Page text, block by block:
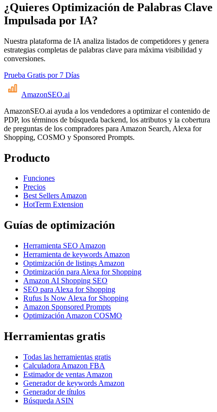
¿Quieres Optimización de Palabras Clave
Impulsada por IA?
Nuestra plataforma de IA analiza listados de competidores y genera
estrategias completas de palabras clave para máxima visibilidad y
conversiones.
Prueba Gratis por 7 Días
AmazonSEO.ai
AmazonSEO.ai ayuda a los vendedores a optimizar el contenido de
PDP, los términos de búsqueda backend, los atributos y la cobertura
de preguntas de los compradores para Amazon Search, Alexa for
Shopping, COSMO y Sponsored Prompts.
Producto
Funciones
Precios
Best Sellers Amazon
HotTerm Extension
Guías de optimización
Herramienta SEO Amazon
Herramienta de keywords Amazon
Optimización de listings Amazon
Optimización para Alexa for Shopping
Amazon AI Shopping SEO
SEO para Alexa for Shopping
Rufus Is Now Alexa for Shopping
Amazon Sponsored Prompts
Optimización Amazon COSMO
Herramientas gratis
Todas las herramientas gratis
Calculadora Amazon FBA
Estimador de ventas Amazon
Generador de keywords Amazon
Generador de títulos
Búsqueda ASIN